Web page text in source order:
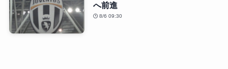
へ前進
8/6 09:30